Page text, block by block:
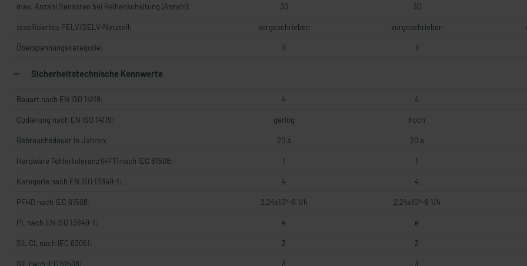
max. Anzahl Sensoren bei Reihenschaltung (Anzahl): 30 30
stabilisiertes PELV/SELV-Netzteil: vorgeschrieben vorgeschrieben
Überspannungskategorie: II II
Sicherheitstechnische Kennwerte
Bauart nach EN ISO 14119: 4 4
Codierung nach EN ISO 14119: gering hoch
Gebrauchsdauer in Jahren: 20 a 20 a
Hardware Fehlertoleranz (HFT) nach IEC 61508: 1 1
Kategorie nach EN ISO 13849-1: 4 4
PFHD nach IEC 61508: 2,24x10^-9 1/h 2,24x10^-9 1/h
PL nach EN ISO 13849-1: e e
SIL CL nach IEC 62061: 3 3
SIL nach IEC 61508: 3 3